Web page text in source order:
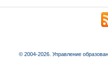
© 2004-2026. Управление